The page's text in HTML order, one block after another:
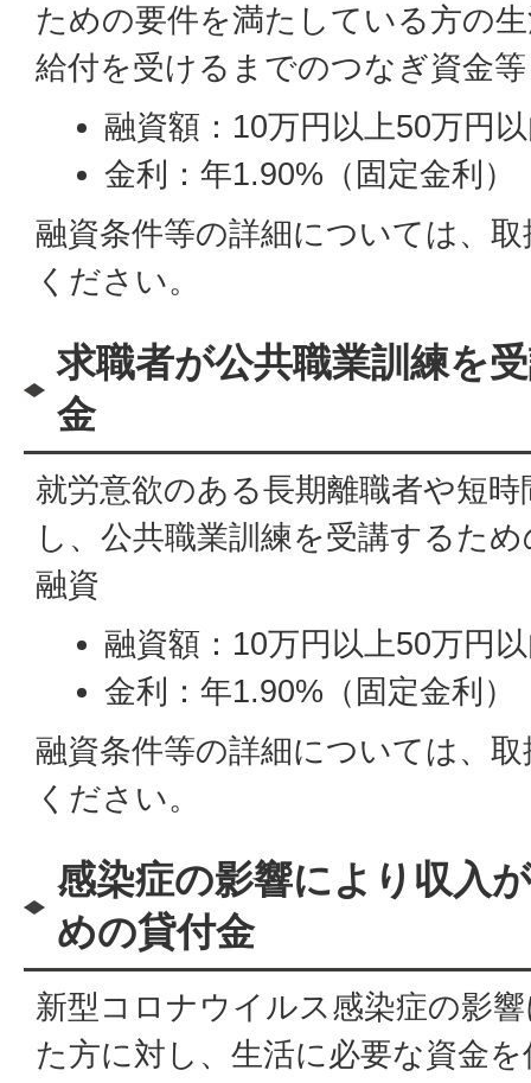
ための要件を満たしている方の
給付を受けるまでのつなぎ資金
融資額：10万円以上50万円
金利：年1.90%（固定金利）
融資条件等の詳細については、
ください。
求職者が公共職業訓練を
金
就労意欲のある長期離職者や短
し、公共職業訓練を受講するた
融資
融資額：10万円以上50万円
金利：年1.90%（固定金利）
融資条件等の詳細については、
ください。
感染症の影響により収入
めの貸付金
新型コロナウイルス感染症の影
た方に対し、生活に必要な資金